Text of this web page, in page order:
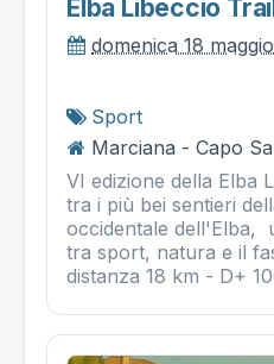
Elba Libeccio Trail
domenica 18
Sport
Marciana - Capo
VI edizione della Elba
tra i più bei sentieri
occidentale dell'Elba,
tra sport, natura e il
distanza 18 km - D+